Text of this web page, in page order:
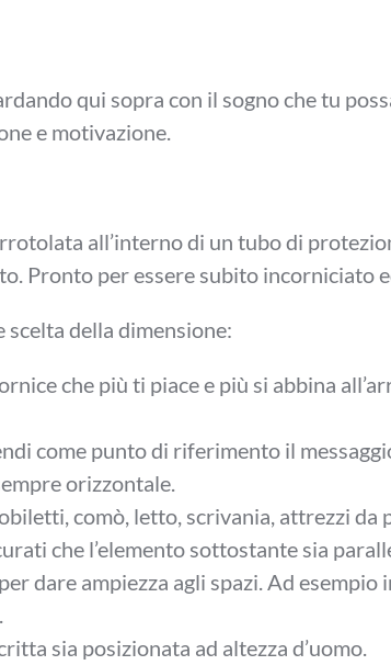
qui sopra con il sogno che tu
e motivazione.
all’interno di un tubo di
Pronto per essere subito incorniciato
della dimensione:
che più ti piace e più si abbina
come punto di riferimento il
orizzontale.
comò, letto, scrivania, attrezzi
che l’elemento sottostante sia
dare ampiezza agli spazi. Ad esempio
sia posizionata ad altezza d’uomo.